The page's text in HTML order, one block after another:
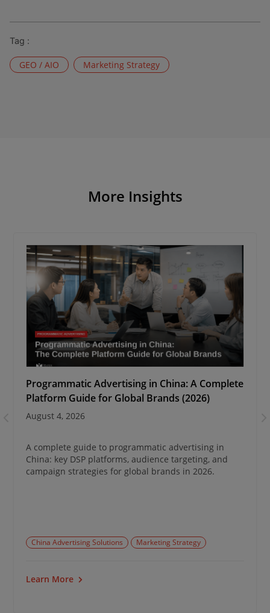
Tag :
GEO / AIO Marketing Strategy
More Insights
Programmatic Advertising in China: A Complete
Platform Guide for Global Brands (2026)
August 4, 2026
A complete guide to programmatic advertising in
China: key DSP platforms, audience targeting, and
campaign strategies for global brands in 2026.
China Advertising Solutions Marketing Strategy
Learn More